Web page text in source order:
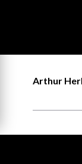
Arthur